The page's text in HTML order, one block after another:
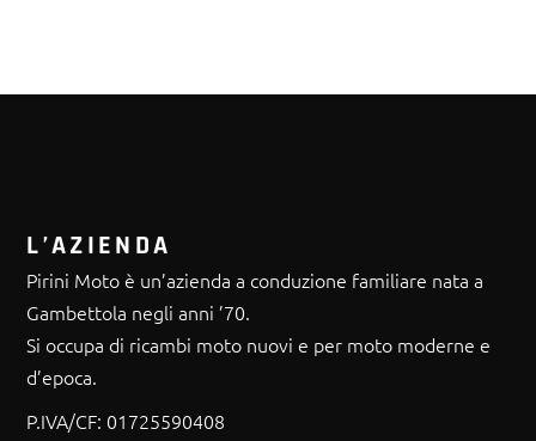
L’AZIENDA
Pirini Moto è un’azienda a conduzione familiare nata a
Gambettola negli anni ’70.
Si occupa di ricambi moto nuovi e per moto moderne e
d’epoca.
P.IVA/CF: 01725590408